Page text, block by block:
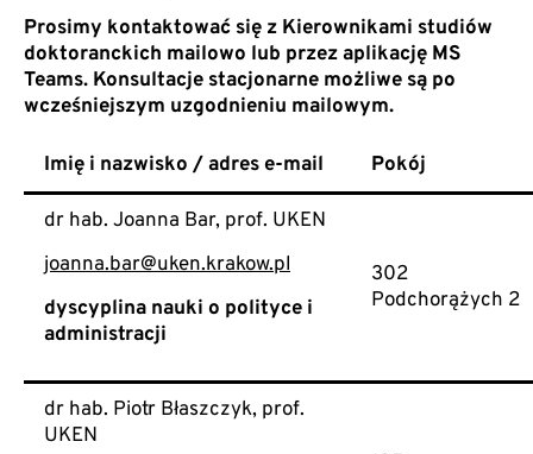
Prosimy kontaktować się z Kierownikami studiów
doktoranckich mailowo lub przez aplikację MS
Teams. Konsultacje stacjonarne możliwe są po
wcześniejszym uzgodnieniu mailowym.
Imię i nazwisko / adres e-mail Pokój
dr hab. Joanna Bar, prof. UKEN
joanna.bar@uken.krakow.pl
dyscyplina nauki o polityce i
administracji
302
Podchorążych 2
dr hab. Piotr Błaszczyk, prof.
UKEN